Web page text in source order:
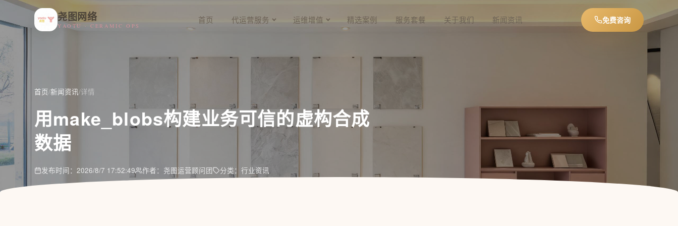
尧图网络
YAOTU · CERAMIC OPS
首页 代运营服务 运维增值 精选案例 服务套餐 关于我们 新闻资讯 免费咨询
首页/新闻资讯/详情
用make_blobs构建业务可信的虚构合成
数据
发布时间：2026/8/7 17:52:49 作者：尧图运营顾问团 分类：行业资讯